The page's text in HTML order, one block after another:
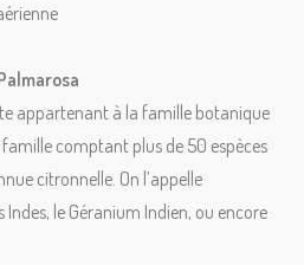
appartenant à la famille botanique
famille comptant plus de 50 espèces
citronnelle. On l’appelle
le Géranium Indien, ou encore